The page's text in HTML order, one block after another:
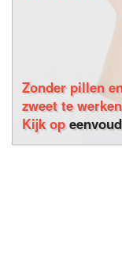
Zonder pillen
zweet te
Kijk op